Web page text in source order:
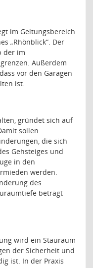
im Geltungsbereich
„Rhönblick“. Der
der im
Außerdem
vor den Garagen
ist.
gründet sich auf
sollen
die sich
Gehsteiges und
in den
werden.
des
beträgt
wird ein Stauraum
der Sicherheit und
ist. In der Praxis